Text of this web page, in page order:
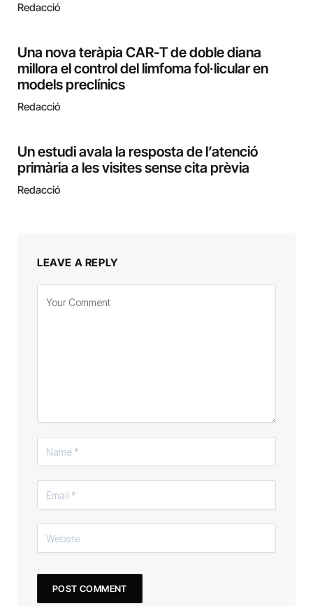
Redacció
Una nova teràpia CAR-T de doble diana
millora el control del limfoma fol·licular en
models preclínics
Redacció
Un estudi avala la resposta de l’atenció
primària a les visites sense cita prèvia
Redacció
LEAVE A REPLY